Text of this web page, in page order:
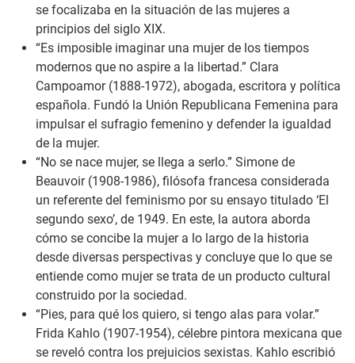
se focalizaba en la situación de las mujeres a
principios del siglo XIX.
“Es imposible imaginar una mujer de los tiempos
modernos que no aspire a la libertad.” Clara
Campoamor (1888-1972), abogada, escritora y política
española. Fundó la Unión Republicana Femenina para
impulsar el sufragio femenino y defender la igualdad
de la mujer.
“No se nace mujer, se llega a serlo.” Simone de
Beauvoir (1908-1986), filósofa francesa considerada
un referente del feminismo por su ensayo titulado ‘El
segundo sexo’, de 1949. En este, la autora aborda
cómo se concibe la mujer a lo largo de la historia
desde diversas perspectivas y concluye que lo que se
entiende como mujer se trata de un producto cultural
construido por la sociedad.
“Pies, para qué los quiero, si tengo alas para volar.”
Frida Kahlo (1907-1954), célebre pintora mexicana que
se reveló contra los prejuicios sexistas. Kahlo escribió